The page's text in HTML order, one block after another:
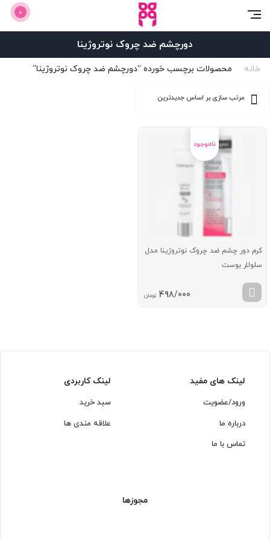
0
دورچشم ضد چروک نوتروژینا
خانه محصولات برچسب خورده “دورچشم ضد چروک نوتروژینا”
کرم دور چشم ضد چروک نوتروژینا مدل
سلولار بوست
498/000 تومان
لینک های مفید
ورود/عضویت
درباره ما
تماس با ما
لینک کاربردی
سبد خرید
علاقه مندی ها
مجوزها